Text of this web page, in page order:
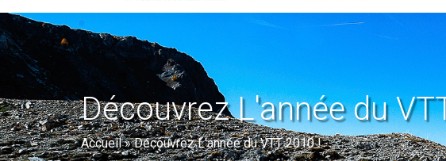
Découvrez L'année du
Accueil»Découvrez L'année du VTT 2010 !